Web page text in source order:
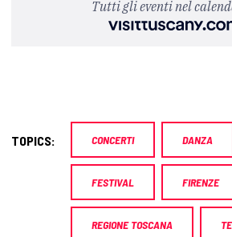
Tutti gli eventi nel
TOPICS: CONCERTI DANZA
FESTIVAL FIRENZE
REGIONE TOSCANA